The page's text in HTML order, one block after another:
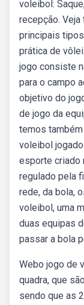
voleibol:
recepção.
principais
prática de
jogo consiste
para o campo
objetivo do
de jogo da
temos
voleibol
esporte criado
regulado pela
rede, da bola,
voleibol, uma
duas equipas
passar a bola
Webo jogo de
quadra, que
sendo que as